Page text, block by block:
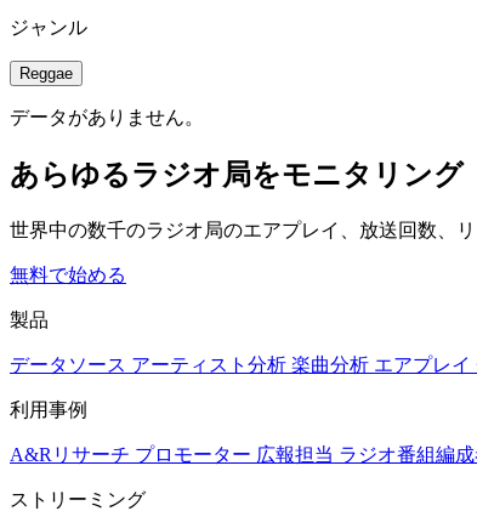
ジャンル
Reggae
データがありません。
あらゆるラジオ局をモニタリング
世界中の数千のラジオ局のエアプレイ、放送回数、リ
無料で始める
製品
データソース アーティスト分析 楽曲分析 エアプレイ
利用事例
A&Rリサーチ プロモーター 広報担当 ラジオ番組編
ストリーミング